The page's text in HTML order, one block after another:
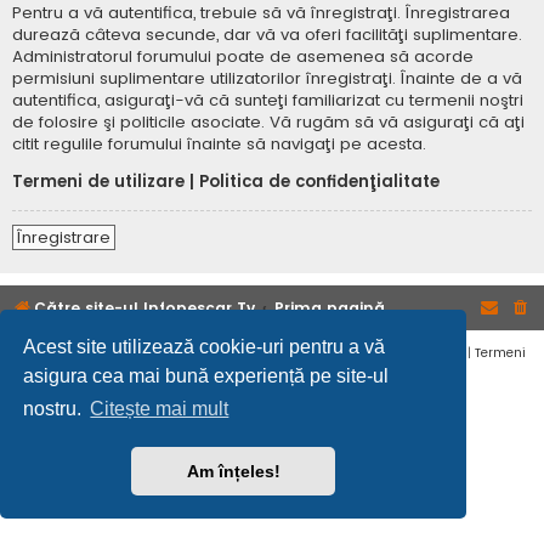
Acest site utilizează cookie-uri pentru a vă
asigura cea mai bună experiență pe site-ul
nostru. Citește mai mult
Am înțeles!
Pentru a vă autentifica, trebuie să vă înregistraţi. Înregistrarea
durează câteva secunde, dar vă va oferi facilităţi suplimentare.
Administratorul forumului poate de asemenea să acorde
permisiuni suplimentare utilizatorilor înregistraţi. Înainte de a vă
autentifica, asiguraţi-vă că sunteţi familiarizat cu termenii noştri
de folosire şi politicile asociate. Vă rugăm să vă asiguraţi că aţi
citit regulile forumului înainte să navigaţi pe acesta.
Termeni de utilizare
Politica de confidenţialitate
Înregistrare
Către site-ul Infopescar Tv Prima pagină
Confidențialitate | Termeni